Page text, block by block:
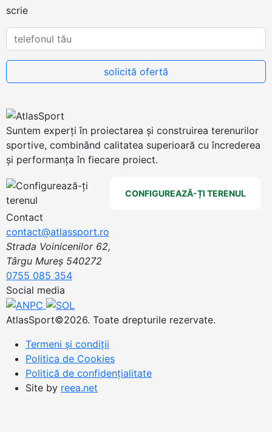
scrie
Suntem experți în proiectarea și construirea terenurilor
sportive, combinând calitatea superioară cu încrederea
și performanța în fiecare proiect.
CONFIGUREAZĂ-ȚI TERENUL
Contact
contact@atlassport.ro
Strada Voinicenilor 62,
Târgu Mureș 540272
0755 085 354
Social media
AtlasSport©2026. Toate drepturile rezervate.
Termeni și condiții
Politica de Cookies
Politică de confidențialitate
Site by reea.net